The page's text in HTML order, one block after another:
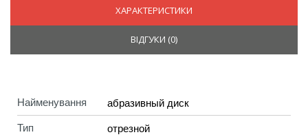
ХАРАКТЕРИСТИКИ
ВІДГУКИ (0)
Найменування абразивный диск
Тип отрезной